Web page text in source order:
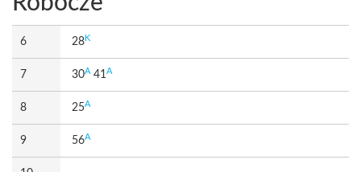
6 28 K
7 30A41A
8 25A
9 56A